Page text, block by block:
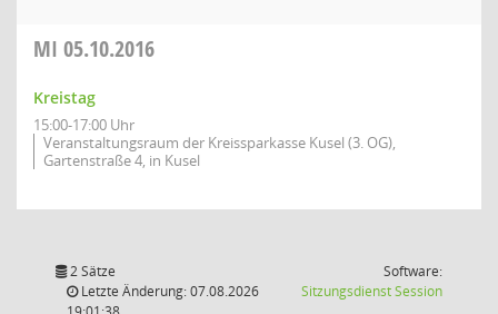
MI 05.10.2016
Kreistag
15:00-17:00 Uhr
Veranstaltungsraum der Kreissparkasse Kusel (3. OG),
Gartenstraße 4, in Kusel
2 Sätze
Letzte Änderung: 07.08.2026
Software:
SitzungsdienstSession(Wird in